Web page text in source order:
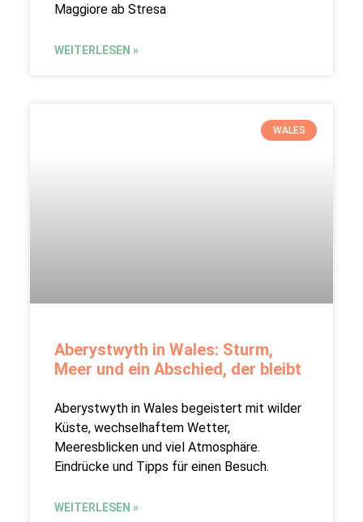
Maggiore ab Stresa
WEITERLESEN »
WALES
Aberystwyth in Wales: Sturm,
Meer und ein Abschied, der bleibt
Aberystwyth in Wales begeistert mit wilder
Küste, wechselhaftem Wetter,
Meeresblicken und viel Atmosphäre.
Eindrücke und Tipps für einen Besuch.
WEITERLESEN »